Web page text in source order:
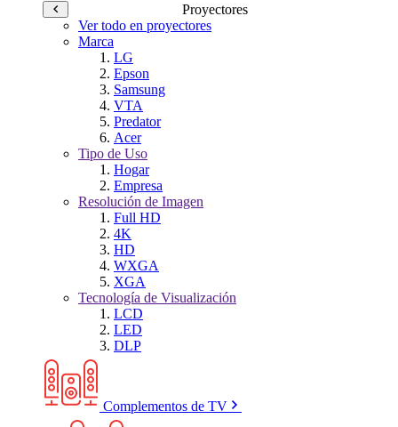
Proyectores
Ver todo en proyectores
Marca
LG
Epson
Samsung
VTA
Predator
Acer
Tipo de Uso
Hogar
Empresa
Resolución de Imagen
Full HD
4K
HD
WXGA
XGA
Tecnología de Visualización
LCD
LED
DLP
Complementos de TV